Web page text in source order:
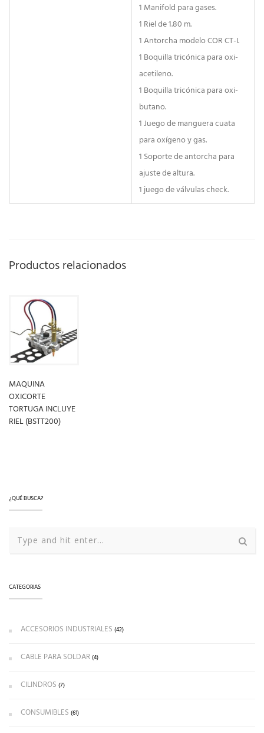
1 Manifold para gases.
1 Riel de 1.80 m.
1 Antorcha modelo COR CT-I.
1 Boquilla tricónica para oxi-
acetileno.
1 Boquilla tricónica para oxi-
butano.
1 Juego de manguera cuata
para oxígeno y gas.
1 Soporte de antorcha para
ajuste de altura.
1 juego de válvulas check.
Productos relacionados
MAQUINA
OXICORTE
TORTUGA INCLUYE
RIEL (BSTT200)
¿QUÉ BUSCA?
CATEGORIAS
ACCESORIOS INDUSTRIALES (42)
CABLE PARA SOLDAR(4)
CILINDROS (7)
CONSUMIBLES (61)